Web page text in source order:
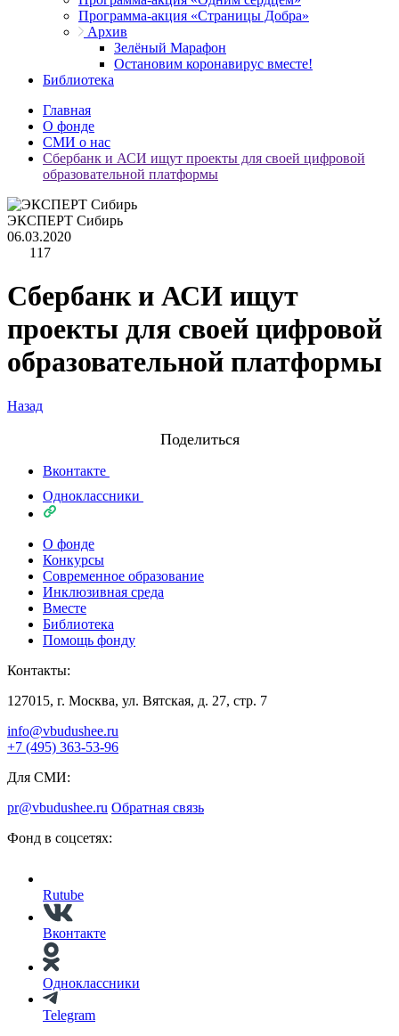
Программа-акция «Страницы Добра»
Архив
Зелёный Марафон
Остановим коронавирус вместе!
Библиотека
Главная
О фонде
СМИ о нас
Сбербанк и АСИ ищут проекты для своей цифровой
образовательной платформы
ЭКСПЕРТ Сибирь
06.03.2020
117
Сбербанк и АСИ ищут
проекты для своей цифровой
образовательной платформы
Назад
Поделиться
Вконтакте
Одноклассники
О фонде
Конкурсы
Современное образование
Инклюзивная среда
Вместе
Библиотека
Помощь фонду
Контакты:
127015, г. Москва, ул. Вятская, д. 27, стр. 7
info@vbudushee.ru
+7 (495) 363-53-96
Для СМИ:
pr@vbudushee.ru Обратная связь
Фонд в соцсетях:
Rutube
Вконтакте
Одноклассники
Telegram